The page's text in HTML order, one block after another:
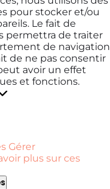
pour stocker et/ou
Le fait de
permettra de traiter
de navigation
de ne pas consentir
avoir un effet
et fonctions.
Gérer
plus sur ces